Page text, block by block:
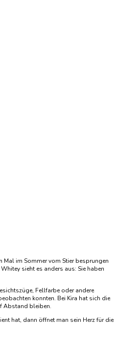
Mal im Sommer vom Stier besprungen
sieht es anders aus: Sie haben
Fellfarbe oder andere
konnten. Bei Kira hat sich die
Abstand bleiben.
hat, dann öffnet man sein Herz für die